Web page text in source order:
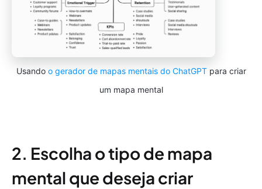
Usando o gerador de mapas mentais do ChatGPTpara criar
um mapa mental
2. Escolha o tipo de mapa
mental que deseja criar